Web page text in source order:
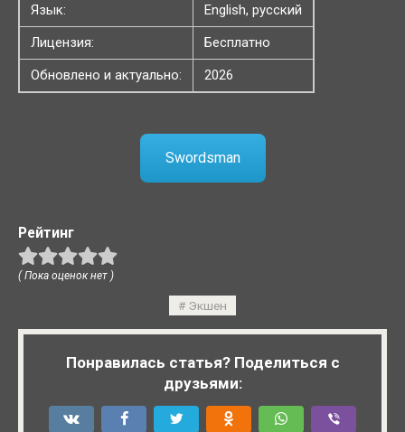
Язык:
English, русский
Лицензия:
Бесплатно
Обновлено и актуально:
2026
Swordsman
Рейтинг
( Пока оценок нет )
Экшен
Понравилась статья? Поделиться с
друзьями: